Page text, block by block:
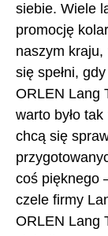
siebie. Wiele
promocję
naszym kraju,
się spełni,
ORLEN Lang
warto było
chcą się
coś pięknego
czele firmy
ORLEN Lang